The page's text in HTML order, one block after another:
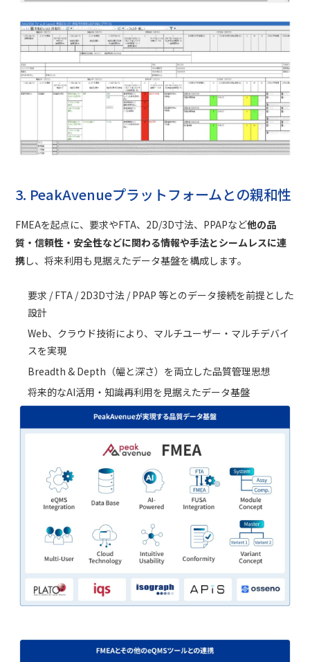
3. PeakAvenueプラットフォームとの親和性
FMEAを起点に、要求やFTA、2D/3D寸法、PPAPなど他の品
質・信頼性・安全性などに関わる情報や手法とシームレスに連
携し、将来利用も見据えたデータ基盤を構成します。
要求 / FTA / 2D3D寸法 / PPAP 等とのデータ接続を前提とした
設計
Web、クラウド技術により、マルチユーザー・マルチデバイ
スを実現
Breadth & Depth（幅と深さ）を両立した品質管理思想
将来的なAI活用・知識再利用を見据えたデータ基盤